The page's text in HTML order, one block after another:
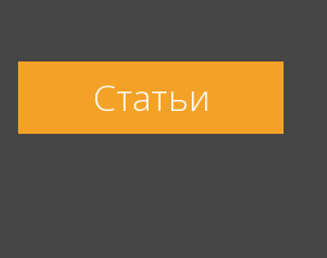
Статьи